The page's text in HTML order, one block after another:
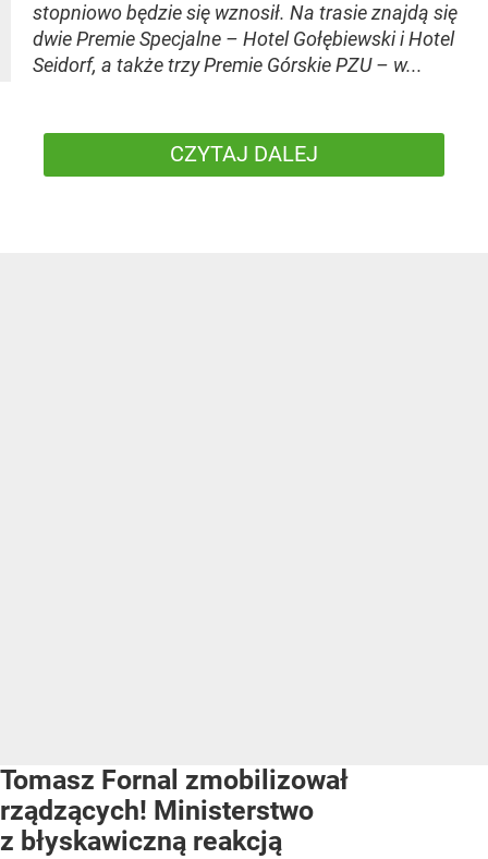
stopniowo będzie się wznosił. Na trasie znajdą się
dwie Premie Specjalne – Hotel Gołębiewski i Hotel
Seidorf, a także trzy Premie Górskie PZU – w...
CZYTAJ DALEJ
Tomasz Fornal zmobilizował
rządzących! Ministerstwo
z błyskawiczną reakcją